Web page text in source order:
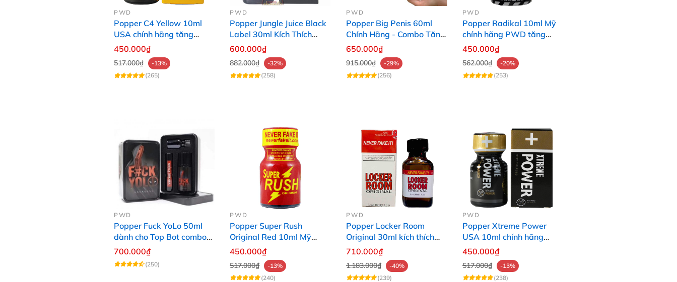
PWD
Popper C4 Yellow 10ml
USA chính hãng tăng
khoái cảm mạnh mẽ
450.000₫
517.000₫
-13%
(265)
PWD
Popper Jungle Juice Black
Label 30ml Kích Thích
Mạnh Mẽ Hưng Phấn Cực
600.000₫
882.000₫
-32%
(258)
PWD
Popper Big Penis 60ml
Chính Hãng - Combo Tăng
Phê Cho Top Bot
650.000₫
915.000₫
-29%
(256)
PWD
Popper Radikal 10ml Mỹ
chính hãng PWD tăng
hưng phấn
450.000₫
562.000₫
-20%
(253)
PWD
Popper Fuck YoLo 50ml
dành cho Top Bot combo
hộp thiếc 40ml + 10ml
700.000₫
(250)
PWD
Popper Super Rush
Original Red 10ml Mỹ
chính hãng tăng khoái
450.000₫
517.000₫
-13%
(240)
PWD
Popper Locker Room
Original 30ml kích thích
mạnh mẽ giá tốt
710.000₫
1.183.000₫
-40%
(239)
PWD
Popper Xtreme Power
USA 10ml chính hãng
mạnh mẽ kích thích
450.000₫
517.000₫
-13%
(238)